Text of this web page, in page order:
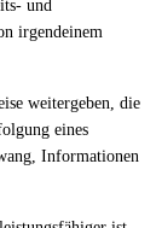
und
irgendeinem
weitergeben, die
eines
Informationen